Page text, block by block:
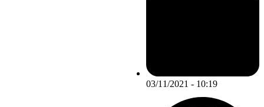
03/11/2021 - 10:19